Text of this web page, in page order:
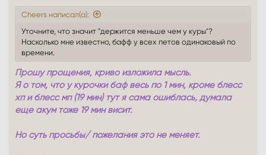
Cheers написал(а):
Уточните, что значит "держится меньше чем у куры"?
Насколько мне известно, бафф у всех петов одинаковый по
времени.
Прошу прощения, криво изложила мысль.
Я о том, что у курочки баф весь по 1 мин, кроме блесс
хп и блесс мп (19 мин) тут я сама ошиблась, думала
еще акум тоже 19 мин висит.
Но суть просьбы/ пожелания это не меняет.